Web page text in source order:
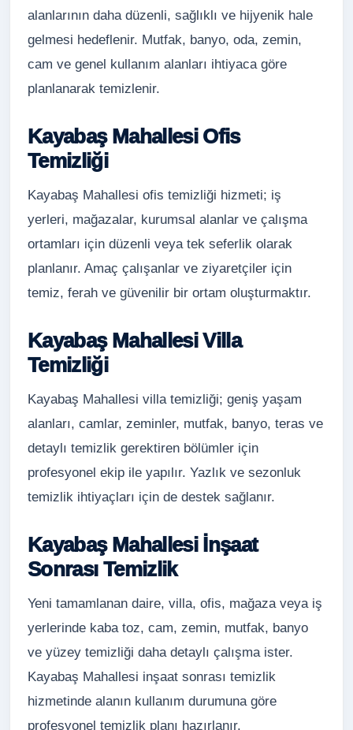
alanlarının daha düzenli, sağlıklı ve hijyenik hale
gelmesi hedeflenir. Mutfak, banyo, oda, zemin,
cam ve genel kullanım alanları ihtiyaca göre
planlanarak temizlenir.
Kayabaş Mahallesi Ofis
Temizliği
Kayabaş Mahallesi ofis temizliği hizmeti; iş
yerleri, mağazalar, kurumsal alanlar ve çalışma
ortamları için düzenli veya tek seferlik olarak
planlanır. Amaç çalışanlar ve ziyaretçiler için
temiz, ferah ve güvenilir bir ortam oluşturmaktır.
Kayabaş Mahallesi Villa
Temizliği
Kayabaş Mahallesi villa temizliği; geniş yaşam
alanları, camlar, zeminler, mutfak, banyo, teras ve
detaylı temizlik gerektiren bölümler için
profesyonel ekip ile yapılır. Yazlık ve sezonluk
temizlik ihtiyaçları için de destek sağlanır.
Kayabaş Mahallesi İnşaat
Sonrası Temizlik
Yeni tamamlanan daire, villa, ofis, mağaza veya iş
yerlerinde kaba toz, cam, zemin, mutfak, banyo
ve yüzey temizliği daha detaylı çalışma ister.
Kayabaş Mahallesi inşaat sonrası temizlik
hizmetinde alanın kullanım durumuna göre
profesyonel temizlik planı hazırlanır.